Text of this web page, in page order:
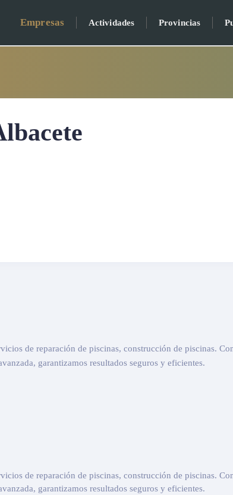
Empresas Actividades Provincias
de reparación de piscinas, construcción de piscinas.
garantizamos resultados seguros y eficientes.
de reparación de piscinas, construcción de piscinas.
garantizamos resultados seguros y eficientes.